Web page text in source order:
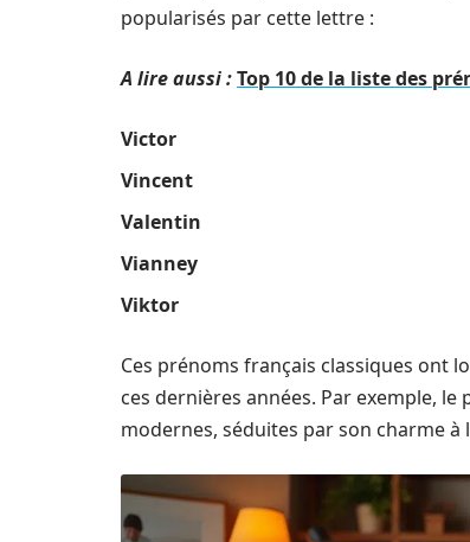
popularisés par cette lettre :
A lire aussi :Top 10 de la liste des
Victor
Vincent
Valentin
Vianney
Viktor
Ces prénoms français classiques ont
ces dernières années. Par exemple,
modernes, séduites par son charme